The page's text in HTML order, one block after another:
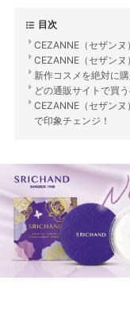
目次
CEZANNE（セザン
CEZANNE（セザン
新作コスメを絶対に
どの通販サイトで買
CEZANNE（セザンヌ
で印象チェンジ！